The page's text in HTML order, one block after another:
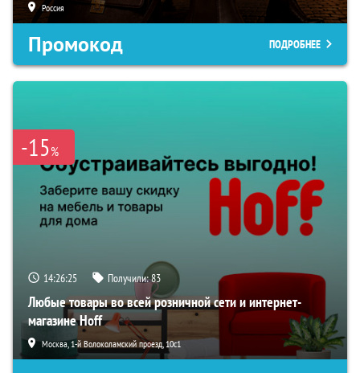
Россия
Промокод ПОДРОБНЕЕ
-15%
14:26:24 Получили:83
Любые товары во всей розничной сети и интернет-
магазине Hoff
Москва, 1-й Волоколамский проезд, 10с1